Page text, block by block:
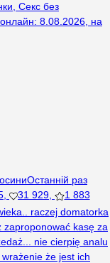
, Секс без
: 8.08.2026, на
Останній раз
31 929
1 883
raczej domatorka
zaproponować kasę za
nie cierpię analu
że jest ich